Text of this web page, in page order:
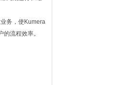
务，使Kumera
流程效率。